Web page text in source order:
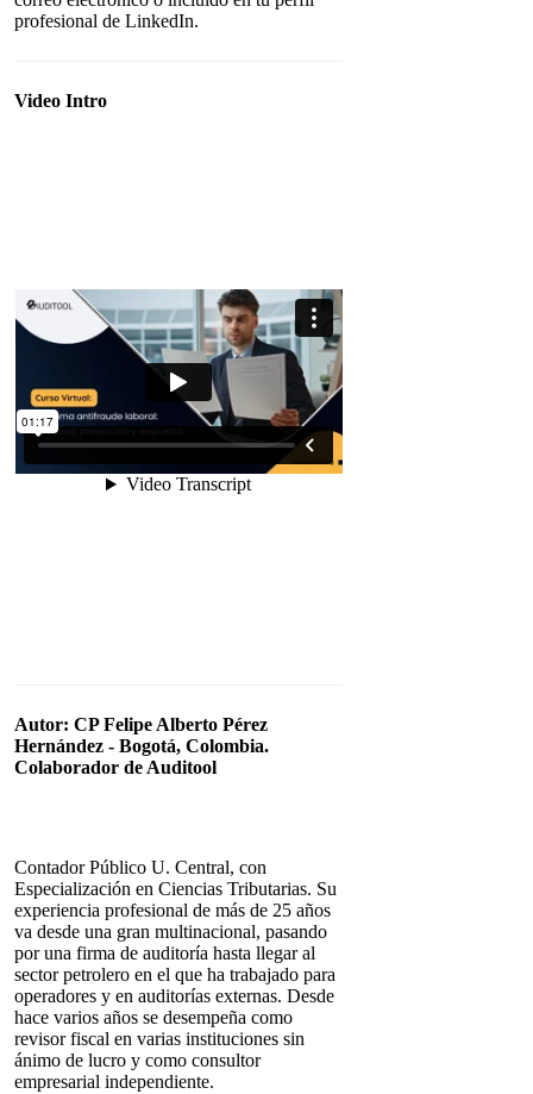
profesional de LinkedIn.
Video Intro
Autor: CP Felipe Alberto Pérez
Hernández - Bogotá, Colombia.
Colaborador de Auditool
Contador Público U. Central, con
Especialización en Ciencias Tributarias. Su
experiencia profesional de más de 25 años
va desde una gran multinacional, pasando
por una firma de auditoría hasta llegar al
sector petrolero en el que ha trabajado para
operadores y en auditorías externas. Desde
hace varios años se desempeña como
revisor fiscal en varias instituciones sin
ánimo de lucro y como consultor
empresarial independiente.